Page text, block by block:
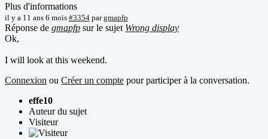
Plus d'informations
il y a 11 ans 6 mois #3354 pargmapfp
Réponse de gmapfp sur le sujet Wrong display
Ok,
I will look at this weekend.
Connexion ou Créer un compte pour participer à la conversation.
effe10
Auteur du sujet
Visiteur